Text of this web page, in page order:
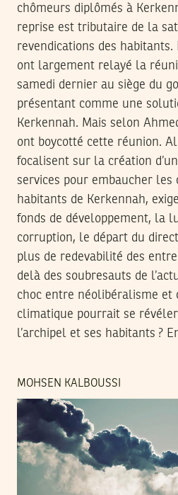
chômeurs diplômés à
reprise est tributaire de la
revendications des habitants.
ont largement relayé la
samedi dernier au siège du
présentant comme une
Kerkennah. Mais selon
ont boycotté cette réunion.
focalisent sur la création
services pour embaucher les
habitants de Kerkennah,
fonds de développement, la
corruption, le départ du
plus de redevabilité des
delà des soubresauts de
choc entre néolibéralisme et
climatique pourrait se
l’archipel et ses habitants ?
MOHSEN KALBOUSSI